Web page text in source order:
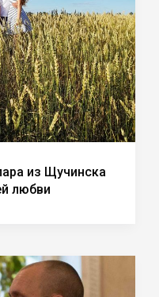
из Щучинска
любви